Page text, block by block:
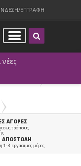
ΕΓΓΡΑΦΗ
ΑΓΟΡΕΣ
τρόπους
ΑΠΟΣΤΟΛΗ
1-3 εργάσιμες μέρες